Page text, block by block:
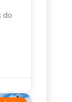
do